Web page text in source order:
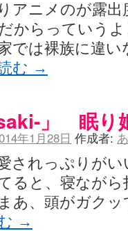
カの麻雀 / マイナーカップリン
blog - 咲-Saki- / リハビリテーシ
仮] / 私事。 (01:19)
- 咲-Saki- / 吉野から上り方
ない咲の地名紹介 / 小鍛治さ
野編をにょろんと見てみるブ
いぶろぐ - 咲-Saki- / シノハユ
和 - 咲-saki- / 【今回は考察で
ブログ / コミックマーケット８
報 / 一時休止のお知らせ (08:26)
記憶 / 1 (16:20)
故咲は大将で、照は先鋒なのか
lep dan. / [咲-Saki-]もしインタ
☆すてっぷ - 咲-Saki- / ブログ終
Mean ? - 咲-Saki- / 第2回清澄エ
アニメのが露
からっていう
では裸族に違
む →
saki-」 眠り
年1月28日 作成者:
されっぷりがい
ると、寝なが
あ、頭がガク
→